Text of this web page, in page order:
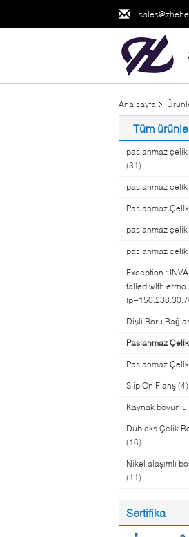
Ana sayfa
Tüm
paslanmaz çelik
(31)
paslanmaz çelik
Paslanmaz
paslanmaz
paslanmaz çelik
Exception :
failed with errno
Dişli Boru
Paslanmaz
Paslanmaz
Slip On Flanş (4)
Kaynak boyunlu
Dubleks Çelik
(16)
Nikel alaşımlı
(11)
Sertifika